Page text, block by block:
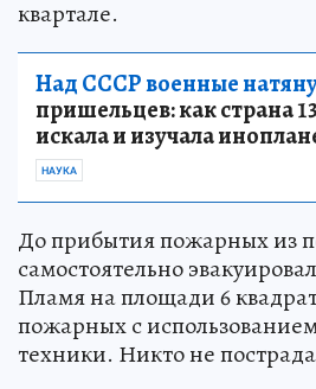
квартале.
Над СССР военные
пришельцев: как страна
искала и изучала
НАУКА
До прибытия пожарных из
самостоятельно
Пламя на площади 6
пожарных с
техники. Никто не